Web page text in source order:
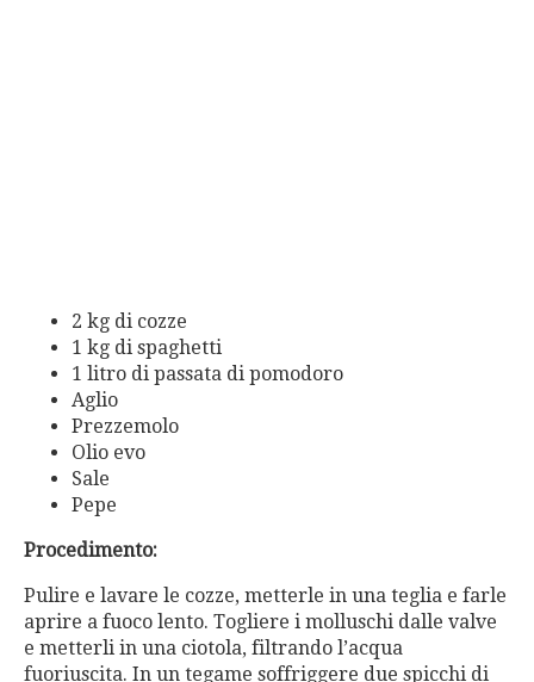
2 kg di cozze
1 kg di spaghetti
1 litro di passata di pomodoro
Aglio
Prezzemolo
Olio evo
Sale
Pepe
Procedimento:
Pulire e lavare le cozze, metterle in una teglia e farle
aprire a fuoco lento. Togliere i molluschi dalle valve
e metterli in una ciotola, filtrando l’acqua
fuoriuscita. In un tegame soffriggere due spicchi di